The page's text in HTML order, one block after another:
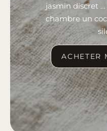
jasmin discret
chambre un
ACHETER